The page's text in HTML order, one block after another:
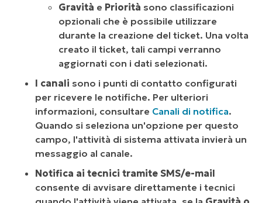
Gravità e Priorità sono classificazioni
opzionali che è possibile utilizzare
durante la creazione del ticket. Una volta
creato il ticket, tali campi verranno
aggiornati con i dati selezionati.
I canali sono i punti di contatto configurati
per ricevere le notifiche. Per ulteriori
informazioni, consultare Canali di notifica.
Quando si seleziona un'opzione per questo
campo, l'attività di sistema attivata invierà un
messaggio al canale.
Notifica ai tecnici tramite SMS/e-mail
consente di avvisare direttamente i tecnici